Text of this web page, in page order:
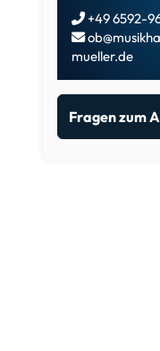
+49 6592-
mueller.de
Fragen zum